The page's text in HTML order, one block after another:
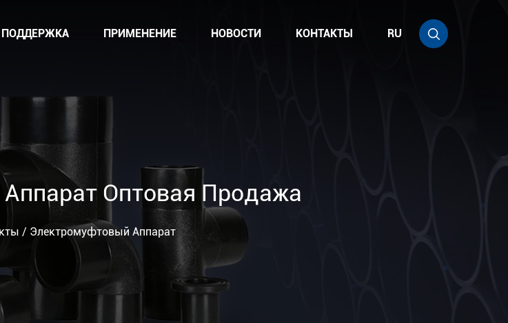
ПОДДЕРЖКА ПРИМЕНЕНИЕ НОВОСТИ КОНТАКТЫ RU
Оптовая Продажа
/ Электромуфтовый Аппарат